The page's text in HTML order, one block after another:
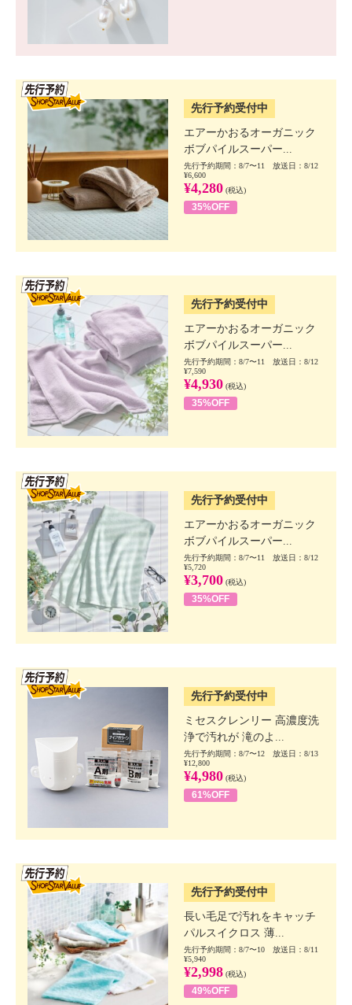
先行予約受付中
エアーかおるオーガニック
ボブパイルスーパー...
先行予約期間：8/7〜11 放送日：8/12
¥6,600
¥4,280 (税込)
35%OFF
先行予約受付中
エアーかおるオーガニック
ボブパイルスーパー...
先行予約期間：8/7〜11 放送日：8/12
¥7,590
¥4,930 (税込)
35%OFF
先行予約受付中
エアーかおるオーガニック
ボブパイルスーパー...
先行予約期間：8/7〜11 放送日：8/12
¥5,720
¥3,700 (税込)
35%OFF
先行予約受付中
ミセスクレンリー 高濃度洗
浄で汚れが 滝のよ...
先行予約期間：8/7〜12 放送日：8/13
¥12,800
¥4,980 (税込)
61%OFF
先行予約受付中
長い毛足で汚れをキャッチ
パルスイクロス 薄...
先行予約期間：8/7〜10 放送日：8/11
¥5,940
¥2,998 (税込)
49%OFF